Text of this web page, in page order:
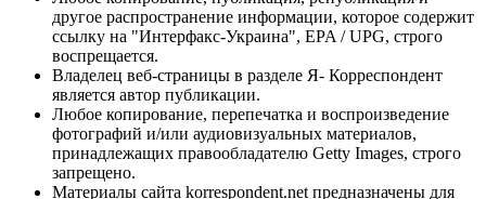
другое распространение информации, которое содержит
ссылку на "Интерфакс-Украина", EPA / UPG, строго
воспрещается.
Владелец веб-страницы в разделе Я- Корреспондент
является автор публикации.
Любое копирование, перепечатка и воспроизведение
фотографий и/или аудиовизуальных материалов,
принадлежащих правообладателю Getty Images, строго
запрещено.
Материалы сайта korrespondent.net предназначены для